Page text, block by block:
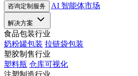
咨询定制服务 AI 智能体市场
解决方案
食品包装行业
奶粉罐包装 拉链袋包装
塑胶制售行业
塑料瓶 仓库可视化
注塑制造行业